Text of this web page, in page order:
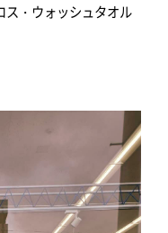
ス・ウォッシュタオル